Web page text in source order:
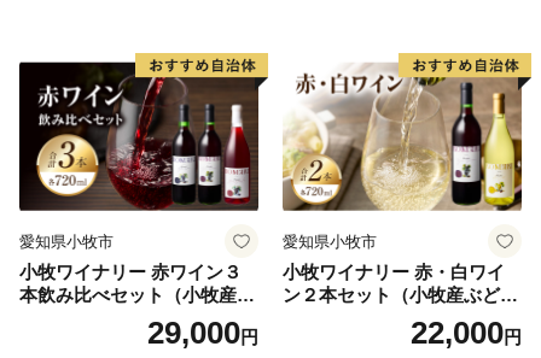
愛知県小牧市
小牧ワイナリー 赤ワイン３
本飲み比べセット（小牧産ぶ
どう100％使用）29,000円
愛知県小牧市
小牧ワイナリー 赤・白ワイ
ン２本セット（小牧産ぶどう
22,000円